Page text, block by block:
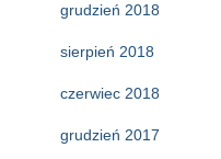
grudzień 2018
sierpień 2018
czerwiec 2018
grudzień 2017